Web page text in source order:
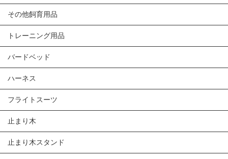
その他飼育用品
トレーニング用品
バードベッド
ハーネス
フライトスーツ
止まり木
止まり木スタンド